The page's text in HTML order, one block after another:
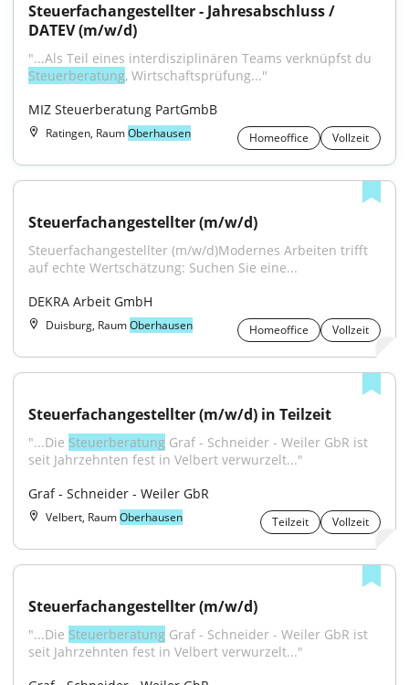
Steuerfachangestellter - Jahresabschluss /
DATEV (m/w/d)
Steuerberatung, Wirtschaftsprüfung..."
MIZ Steuerberatung PartGmbB
Ratingen, RaumOberhausen Homeoffice Vollzeit
Steuerfachangestellter (m/w/d)
Steuerfachangestellter (m/w/d)Modernes Arbeiten trifft
auf echte Wertschätzung: Suchen Sie eine...
DEKRA Arbeit GmbH
Duisburg, RaumOberhausen Homeoffice Vollzeit
Steuerfachangestellter (m/w/d) in Teilzeit
"...Die Steuerberatung Graf - Schneider - Weiler GbR ist
seit Jahrzehnten fest in Velbert verwurzelt..."
Graf - Schneider - Weiler GbR
Velbert, RaumOberhausen Teilzeit Vollzeit
Steuerfachangestellter (m/w/d)
"...Die Steuerberatung Graf - Schneider - Weiler GbR ist
seit Jahrzehnten fest in Velbert verwurzelt..."